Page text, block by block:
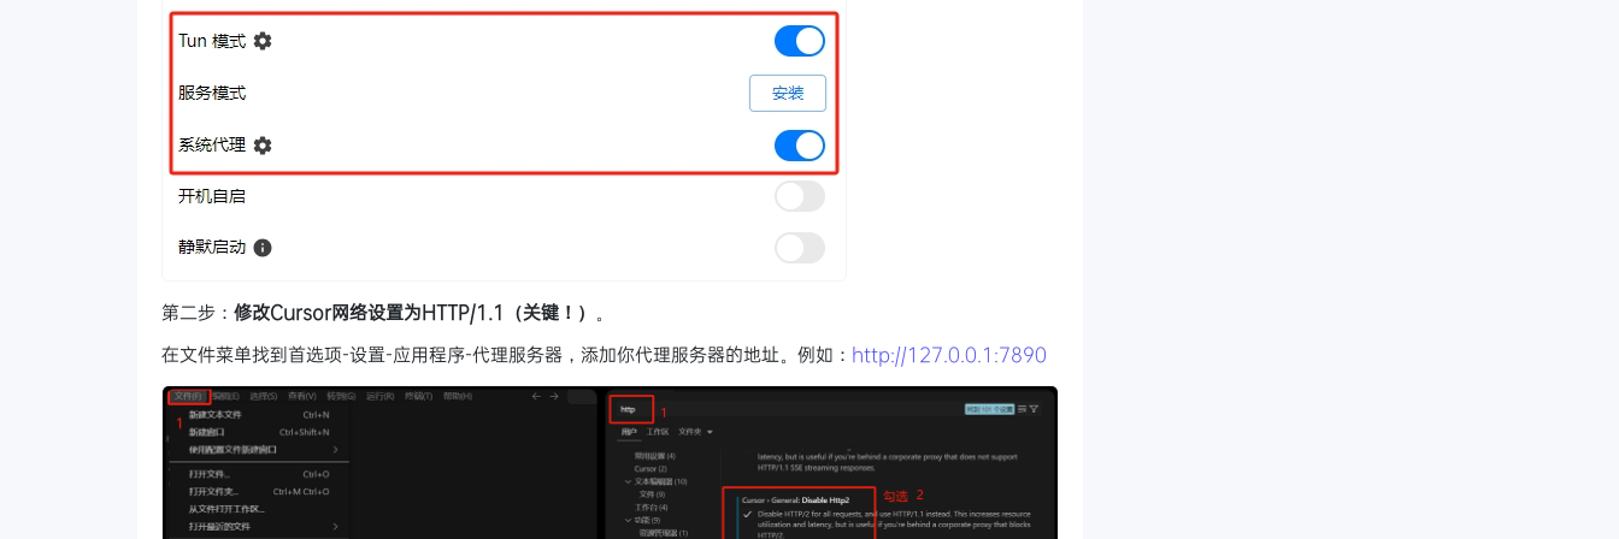
第二步： 修改Cursor网络设置为HTTP/1.1（关键！） 。
在文件菜单找到首选项-设置-应用程序-代理服务器，添加你代理服务器的地址。例如： http://127.0.0.1:7890